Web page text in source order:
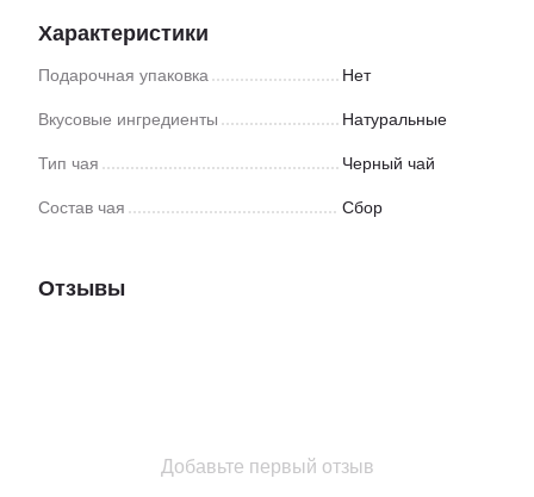
Характеристики
Подарочная упаковка Нет
Вкусовые ингредиенты Натуральные
Тип чая Черный чай
Состав чая Сбор
Отзывы
Добавьте первый отзыв